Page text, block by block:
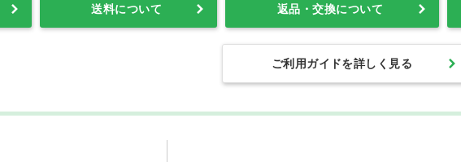
送料について 返品・交換について
ご利用ガイドを詳しく見る